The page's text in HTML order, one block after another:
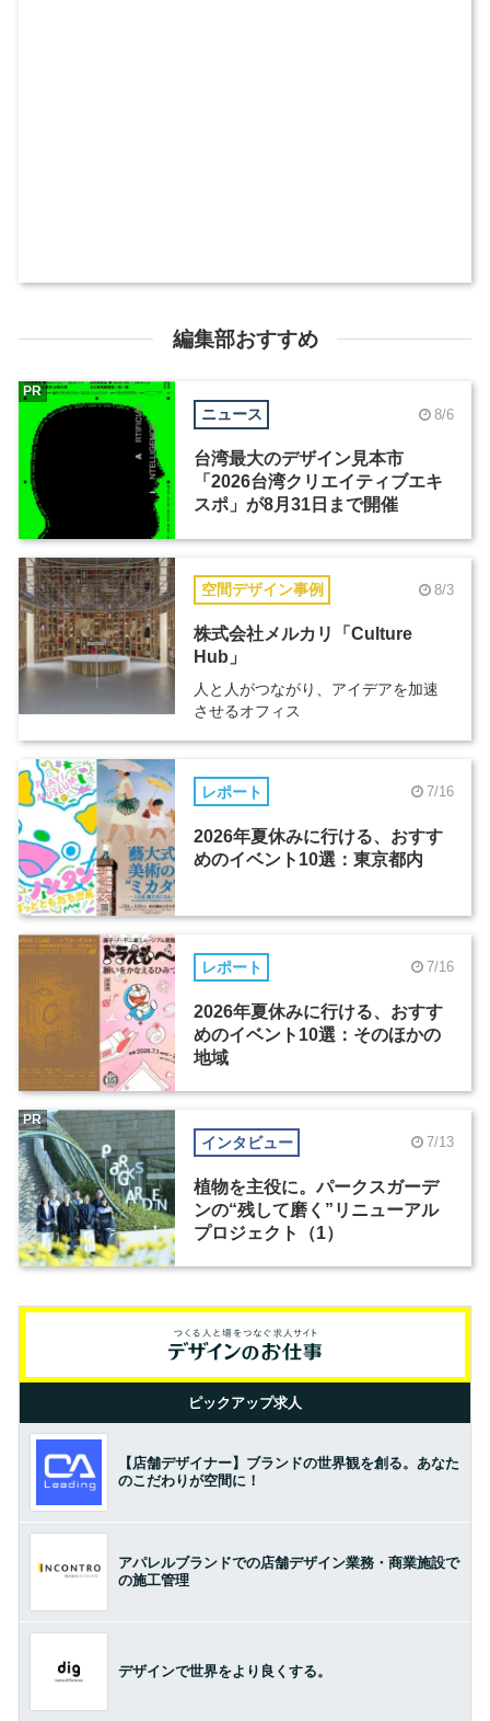
編集部おすすめ
ニュース 8/6
台湾最大のデザイン見本市
「2026台湾クリエイティブエキ
スポ」が8月31日まで開催
PR
空間デザイン事例 8/3
株式会社メルカリ「Culture
Hub」
人と人がつながり、アイデアを加速
させるオフィス
レポート 7/16
2026年夏休みに行ける、おすす
めのイベント10選：東京都内
レポート 7/16
2026年夏休みに行ける、おすす
めのイベント10選：そのほかの
地域
インタビュー 7/13
植物を主役に。パークスガーデ
ンの“残して磨く”リニューアル
プロジェクト（1）
PR
ピックアップ求人
【店舗デザイナー】ブランドの世界観を創る。あなた
のこだわりが空間に！
アパレルブランドでの店舗デザイン業務・商業施設で
の施工管理
デザインで世界をより良くする。